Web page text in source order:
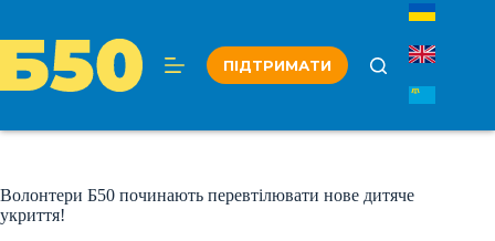
вмісту
ПІДТРИМАТИ
Волонтери Б50 починають перевтілювати нове дитяче
укриття!